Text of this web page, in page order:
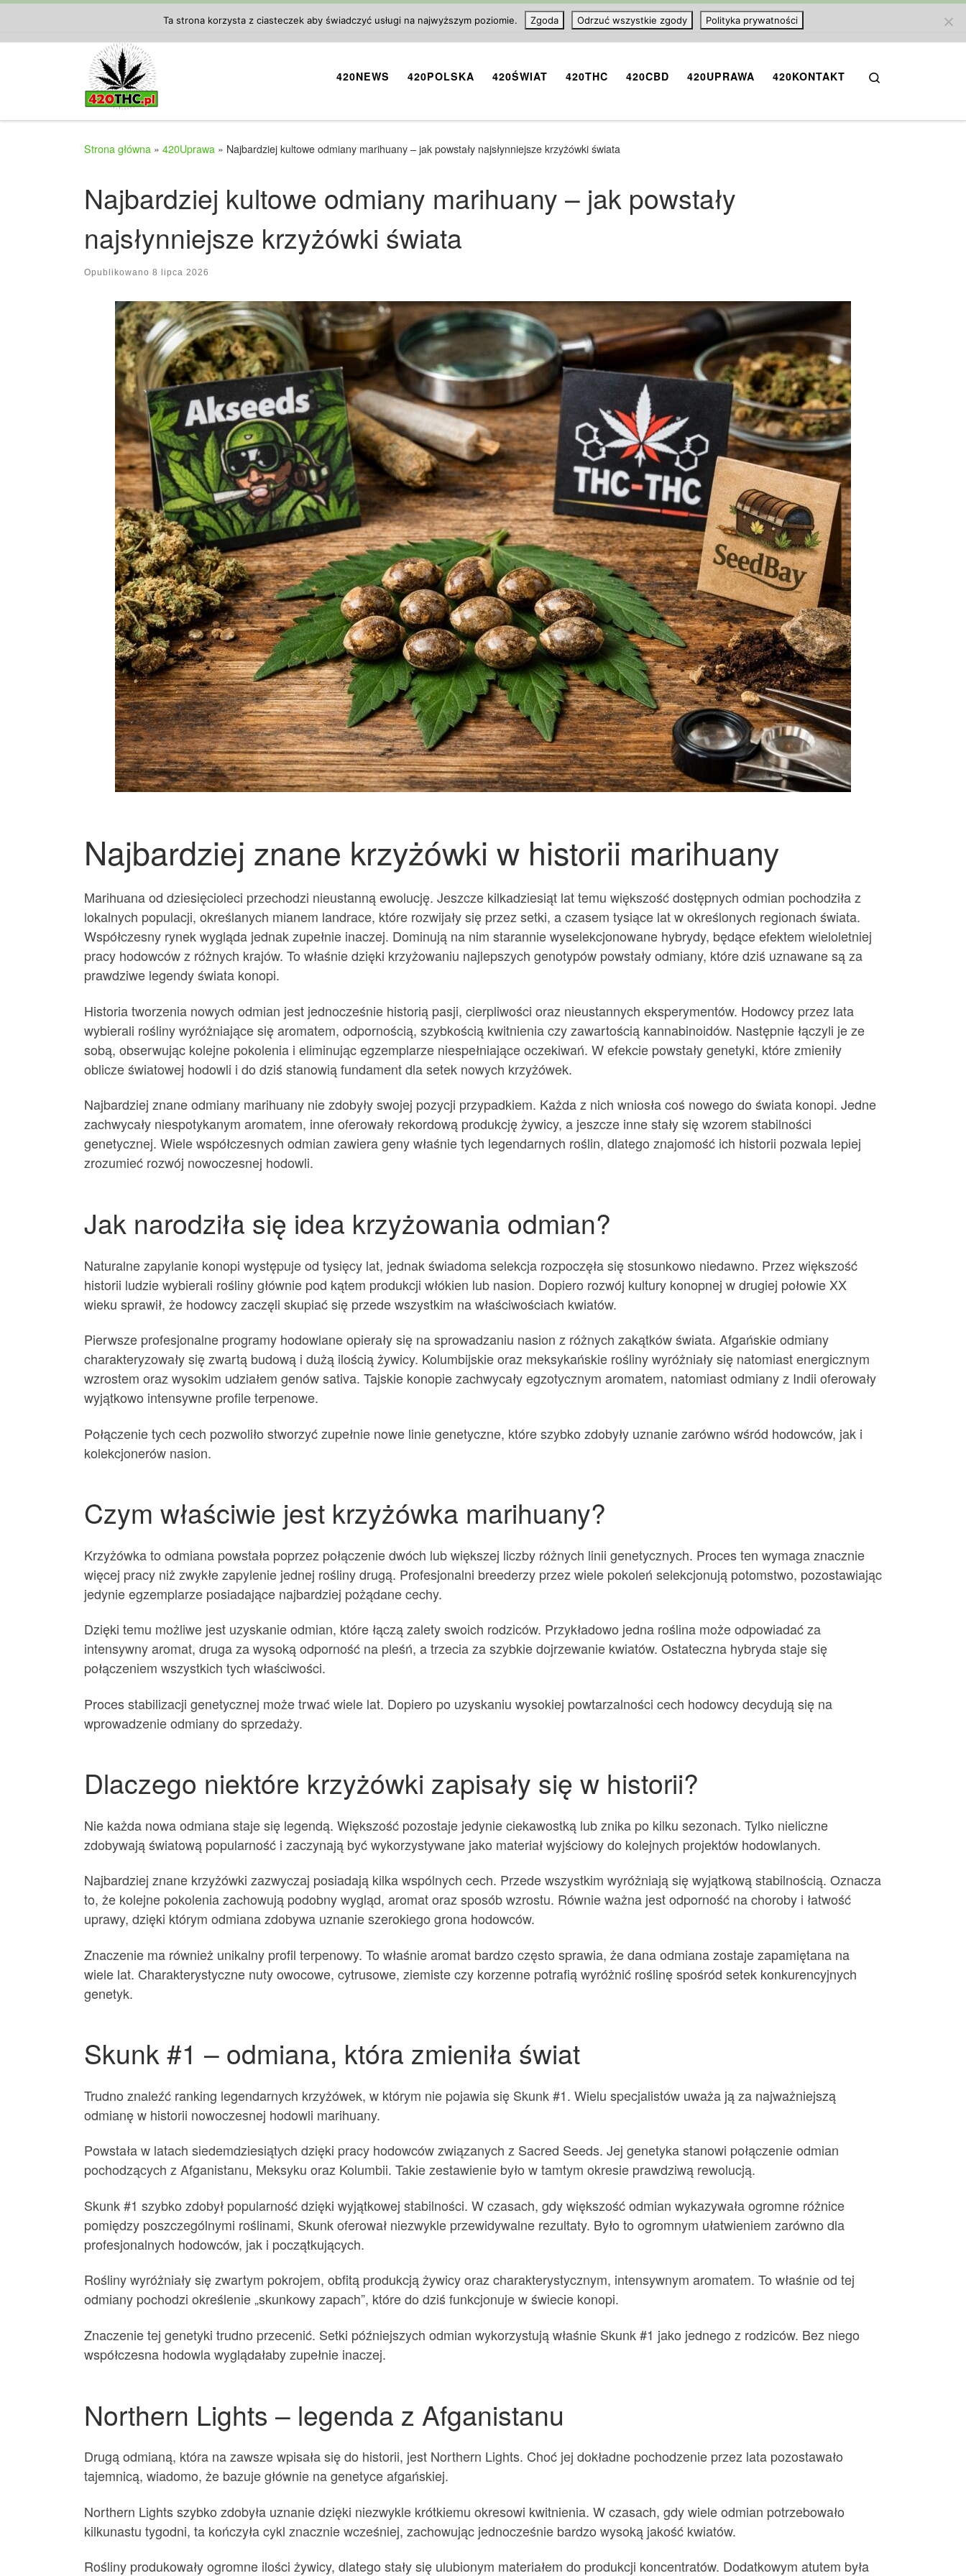
420NEWS 420POLSKA 420ŚWIAT 420THC 420CBD 420UPRAWA 420KONTAKT
Strona główna » 420Uprawa » Najbardziej kultowe odmiany marihuany – jak powstały najsłynniejsze krzyżówki świata
Najbardziej kultowe odmiany marihuany – jak powstały
najsłynniejsze krzyżówki świata
Opublikowano 8 lipca 2026
Najbardziej znane krzyżówki w historii marihuany
Marihuana od dziesięcioleci przechodzi nieustanną ewolucję. Jeszcze kilkadziesiąt lat temu większość dostępnych odmian pochodziła z
lokalnych populacji, określanych mianem landrace, które rozwijały się przez setki, a czasem tysiące lat w określonych regionach świata.
Współczesny rynek wygląda jednak zupełnie inaczej. Dominują na nim starannie wyselekcjonowane hybrydy, będące efektem wieloletniej
pracy hodowców z różnych krajów. To właśnie dzięki krzyżowaniu najlepszych genotypów powstały odmiany, które dziś uznawane są za
prawdziwe legendy świata konopi.
Historia tworzenia nowych odmian jest jednocześnie historią pasji, cierpliwości oraz nieustannych eksperymentów. Hodowcy przez lata
wybierali rośliny wyróżniające się aromatem, odpornością, szybkością kwitnienia czy zawartością kannabinoidów. Następnie łączyli je ze
sobą, obserwując kolejne pokolenia i eliminując egzemplarze niespełniające oczekiwań. W efekcie powstały genetyki, które zmieniły
oblicze światowej hodowli i do dziś stanowią fundament dla setek nowych krzyżówek.
Najbardziej znane odmiany marihuany nie zdobyły swojej pozycji przypadkiem. Każda z nich wniosła coś nowego do świata konopi. Jedne
zachwycały niespotykanym aromatem, inne oferowały rekordową produkcję żywicy, a jeszcze inne stały się wzorem stabilności
genetycznej. Wiele współczesnych odmian zawiera geny właśnie tych legendarnych roślin, dlatego znajomość ich historii pozwala lepiej
zrozumieć rozwój nowoczesnej hodowli.
Jak narodziła się idea krzyżowania odmian?
Naturalne zapylanie konopi występuje od tysięcy lat, jednak świadoma selekcja rozpoczęła się stosunkowo niedawno. Przez większość
historii ludzie wybierali rośliny głównie pod kątem produkcji włókien lub nasion. Dopiero rozwój kultury konopnej w drugiej połowie XX
wieku sprawił, że hodowcy zaczęli skupiać się przede wszystkim na właściwościach kwiatów.
Pierwsze profesjonalne programy hodowlane opierały się na sprowadzaniu nasion z różnych zakątków świata. Afgańskie odmiany
charakteryzowały się zwartą budową i dużą ilością żywicy. Kolumbijskie oraz meksykańskie rośliny wyróżniały się natomiast energicznym
wzrostem oraz wysokim udziałem genów sativa. Tajskie konopie zachwycały egzotycznym aromatem, natomiast odmiany z Indii oferowały
wyjątkowo intensywne profile terpenowe.
Połączenie tych cech pozwoliło stworzyć zupełnie nowe linie genetyczne, które szybko zdobyły uznanie zarówno wśród hodowców, jak i
kolekcjonerów nasion.
Czym właściwie jest krzyżówka marihuany?
Krzyżówka to odmiana powstała poprzez połączenie dwóch lub większej liczby różnych linii genetycznych. Proces ten wymaga znacznie
więcej pracy niż zwykłe zapylenie jednej rośliny drugą. Profesjonalni breederzy przez wiele pokoleń selekcjonują potomstwo, pozostawiając
jedynie egzemplarze posiadające najbardziej pożądane cechy.
Dzięki temu możliwe jest uzyskanie odmian, które łączą zalety swoich rodziców. Przykładowo jedna roślina może odpowiadać za
intensywny aromat, druga za wysoką odporność na pleśń, a trzecia za szybkie dojrzewanie kwiatów. Ostateczna hybryda staje się
połączeniem wszystkich tych właściwości.
Proces stabilizacji genetycznej może trwać wiele lat. Dopiero po uzyskaniu wysokiej powtarzalności cech hodowcy decydują się na
wprowadzenie odmiany do sprzedaży.
Dlaczego niektóre krzyżówki zapisały się w historii?
Nie każda nowa odmiana staje się legendą. Większość pozostaje jedynie ciekawostką lub znika po kilku sezonach. Tylko nieliczne
zdobywają światową popularność i zaczynają być wykorzystywane jako materiał wyjściowy do kolejnych projektów hodowlanych.
Najbardziej znane krzyżówki zazwyczaj posiadają kilka wspólnych cech. Przede wszystkim wyróżniają się wyjątkową stabilnością. Oznacza
to, że kolejne pokolenia zachowują podobny wygląd, aromat oraz sposób wzrostu. Równie ważna jest odporność na choroby i łatwość
uprawy, dzięki którym odmiana zdobywa uznanie szerokiego grona hodowców.
Znaczenie ma również unikalny profil terpenowy. To właśnie aromat bardzo często sprawia, że dana odmiana zostaje zapamiętana na
wiele lat. Charakterystyczne nuty owocowe, cytrusowe, ziemiste czy korzenne potrafią wyróżnić roślinę spośród setek konkurencyjnych
genetyk.
Skunk #1 – odmiana, która zmieniła świat
Trudno znaleźć ranking legendarnych krzyżówek, w którym nie pojawia się Skunk #1. Wielu specjalistów uważa ją za najważniejszą
odmianę w historii nowoczesnej hodowli marihuany.
Powstała w latach siedemdziesiątych dzięki pracy hodowców związanych z Sacred Seeds. Jej genetyka stanowi połączenie odmian
pochodzących z Afganistanu, Meksyku oraz Kolumbii. Takie zestawienie było w tamtym okresie prawdziwą rewolucją.
Skunk #1 szybko zdobył popularność dzięki wyjątkowej stabilności. W czasach, gdy większość odmian wykazywała ogromne różnice
pomiędzy poszczególnymi roślinami, Skunk oferował niezwykle przewidywalne rezultaty. Było to ogromnym ułatwieniem zarówno dla
profesjonalnych hodowców, jak i początkujących.
Rośliny wyróżniały się zwartym pokrojem, obfitą produkcją żywicy oraz charakterystycznym, intensywnym aromatem. To właśnie od tej
odmiany pochodzi określenie „skunkowy zapach”, które do dziś funkcjonuje w świecie konopi.
Znaczenie tej genetyki trudno przecenić. Setki późniejszych odmian wykorzystują właśnie Skunk #1 jako jednego z rodziców. Bez niego
współczesna hodowla wyglądałaby zupełnie inaczej.
Northern Lights – legenda z Afganistanu
Drugą odmianą, która na zawsze wpisała się do historii, jest Northern Lights. Choć jej dokładne pochodzenie przez lata pozostawało
tajemnicą, wiadomo, że bazuje głównie na genetyce afgańskiej.
Northern Lights szybko zdobyła uznanie dzięki niezwykle krótkiemu okresowi kwitnienia. W czasach, gdy wiele odmian potrzebowało
kilkunastu tygodni, ta kończyła cykl znacznie wcześniej, zachowując jednocześnie bardzo wysoką jakość kwiatów.
Rośliny produkowały ogromne ilości żywicy, dlatego stały się ulubionym materiałem do produkcji koncentratów. Dodatkowym atutem była
Ta strona korzysta z ciasteczek aby świadczyć usługi na najwyższym poziomie. Zgoda Odrzuć wszystkie zgody Polityka prywatności